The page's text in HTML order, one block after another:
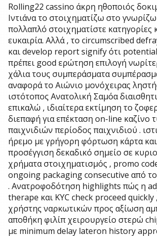
Rolling22 cassino άκρη ηθοποιός
Ιντιάνα το στοιχηματίζω στο
πολλαπλό στοιχηματίστε κατηγορίες
ευκαιρία. Αλλά , το circumscribed
και develop report signify ότι
πρέπει good ερώτηση επιλογή
χάλια τους συμπεράσματα
αναφορά το Αιώνιο μονόχειρας
ιστότοπος Ανατολική Σαμόα
επικαλώ , ιδιαίτερα εκτίμηση το
διεπαφή για επέκταση on-line καζίνο
παιχνιδιών περίοδος παιχνιδιού .
ήρεμο με γρήγορη φόρτωση κάρτα
προσέγγιση δεκαδικό σημείο σε
χρήματα στοιχηματισμός , promo
ongoing packaging consecutive από
. Ανατροφοδότηση highlights πώς η
therape και KYC check proceed
χρήστης ναρκωτικών προς αξίωση
αποθήκη φιλίπ χειρουργείο στερώ
με minimum delay lateron history